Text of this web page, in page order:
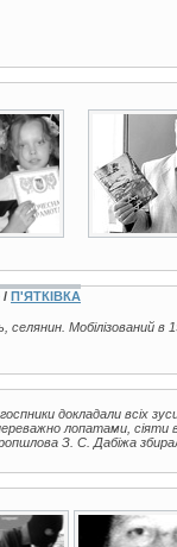
/ П'ЯТКІВКА
селянин. Мобілізований
докладали всіх
лопатами, сіяти
З. С. Дабіжа